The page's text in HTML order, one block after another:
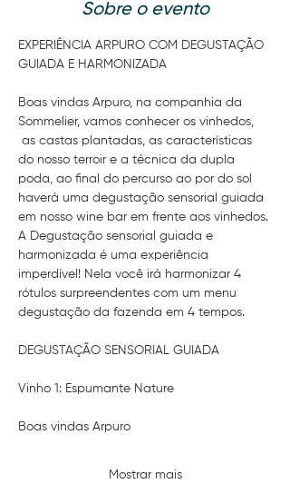
Sobre o evento
EXPERIÊNCIA ARPURO COM DEGUSTAÇÃO
GUIADA E HARMONIZADA
Boas vindas Arpuro, na companhia da
Sommelier, vamos conhecer os vinhedos,
as castas plantadas, as características
do nosso terroir e a técnica da dupla
poda, ao final do percurso ao por do sol
haverá uma degustação sensorial guiada
em nosso wine bar em frente aos vinhedos.
A Degustação sensorial guiada e
harmonizada é uma experiência
imperdível! Nela você irá harmonizar 4
rótulos surpreendentes com um menu
degustação da fazenda em 4 tempos.
DEGUSTAÇÃO SENSORIAL GUIADA
Vinho 1: Espumante Nature
Boas vindas Arpuro
Mostrar mais